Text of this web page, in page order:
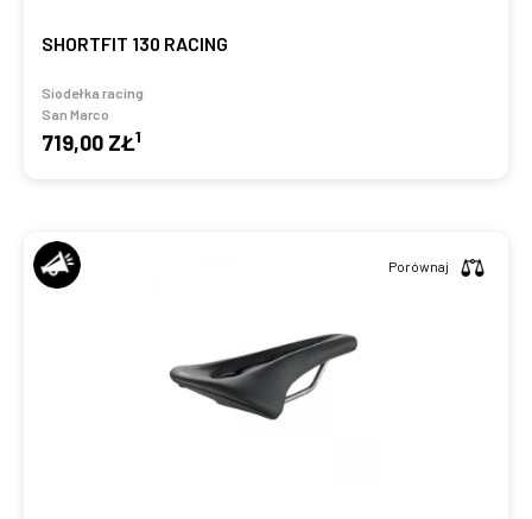
SHORTFIT 130 RACING
Siodełka racing
San Marco
719,00 ZŁ1
Porównaj